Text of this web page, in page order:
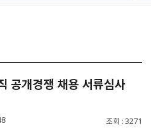
공개경쟁 채용 서류심사
조회 3271